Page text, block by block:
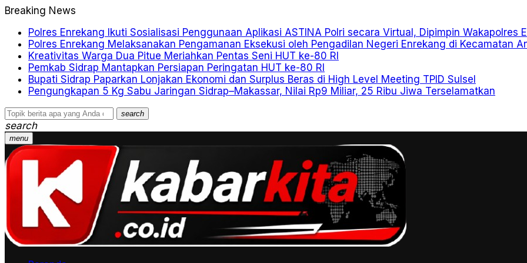
Breaking News
Polres Enrekang Ikuti Sosialisasi Penggunaan Aplikasi ASTINA Polri secara Virtual, Dipimpin Wakapolres
Polres Enrekang Melaksanakan Pengamanan Eksekusi oleh Pengadilan Negeri Enrekang di Kecamatan
Kreativitas Warga Dua Pitue Meriahkan Pentas Seni HUT ke-80 RI
Pemkab Sidrap Mantapkan Persiapan Peringatan HUT ke-80 RI
Bupati Sidrap Paparkan Lonjakan Ekonomi dan Surplus Beras di High Level Meeting TPID Sulsel
Pengungkapan 5 Kg Sabu Jaringan Sidrap–Makassar, Nilai Rp9 Miliar, 25 Ribu Jiwa Terselamatkan
search
search
menu